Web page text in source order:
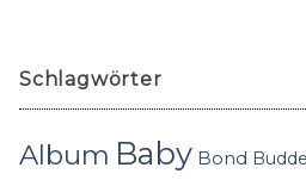
Schlagwörter
Album Baby Bond